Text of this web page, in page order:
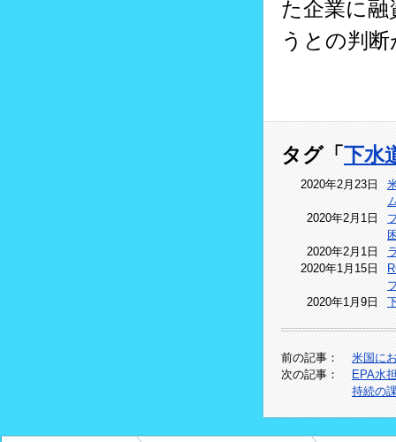
た企業に
うとの判
タグ「下水
2020年2月23日
2020年2月1日
2020年2月1日
2020年1月15日
2020年1月9日
前の記事：
米国に
次の記事：
EPA水
持続の